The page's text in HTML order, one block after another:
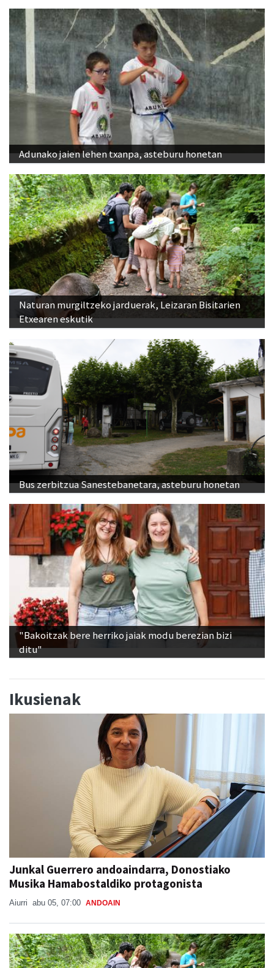
Adunako jaien lehen txanpa, asteburu honetan
Naturan murgiltzeko jarduerak, Leizaran Bisitarien
Etxearen eskutik
Bus zerbitzua Sanestebanetara, asteburu honetan
"Bakoitzak bere herriko jaiak modu berezian bizi
ditu"
Ikusienak
Junkal Guerrero andoaindarra, Donostiako
Musika Hamabostaldiko protagonista
Aiurri abu 05, 07:00 ANDOAIN